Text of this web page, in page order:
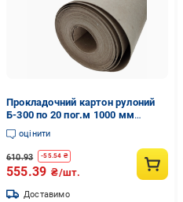
Прокладочний картон рулоний
Б-300 по 20 пог.м 1000 мм
(ВК-300-КR-1.0/20-2)
оцінити
610.93 -55.54 ₴
555.39 ₴/шт.
Доставимо